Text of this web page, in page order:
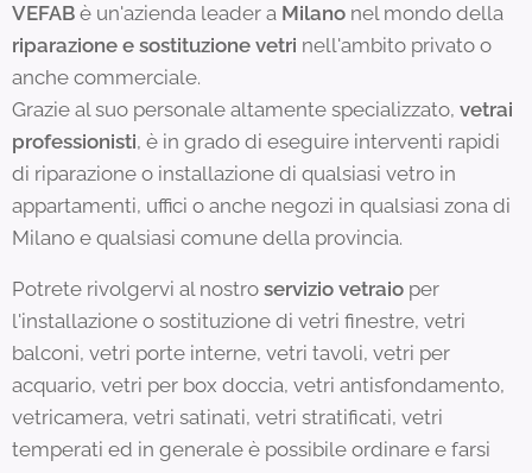
VEFAB è un'azienda leader a Milano nel mondo della
riparazione e sostituzione vetri nell'ambito privato o
anche commerciale.
Grazie al suo personale altamente specializzato, vetrai
professionisti, è in grado di eseguire interventi rapidi
di riparazione o installazione di qualsiasi vetro in
appartamenti, uffici o anche negozi in qualsiasi zona di
Milano e qualsiasi comune della provincia.
Potrete rivolgervi al nostro servizio vetraio per
l'installazione o sostituzione di vetri finestre, vetri
balconi, vetri porte interne, vetri tavoli, vetri per
acquario, vetri per box doccia, vetri antisfondamento,
vetricamera, vetri satinati, vetri stratificati, vetri
temperati ed in generale è possibile ordinare e farsi